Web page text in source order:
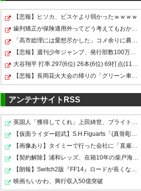
ヴァンフォーレ甲府、勝利！
— Guchon_met (met_Guchon)
2021, 10月 9
勝利はいいものだ。 #vfk
https://t.co/fy92OhGvzg
— ヴァン鷹 (vent_hawk)2021,
10月 9
だーー！！！！ #vfk
— せんじゅ (senjubiyori)2021,
10月 9
1ー0 宮崎 クリーンシート #vfk
— move@よこ (1chigan)2021,
10月 9
やった～勝った～選手の皆さん
— メルシー (mercy1201)2021,
10月 9
今日も最高のスタジアム！！！
よく走りきった！ まだまだ勝ち
を積み重ねて上に食らい付こ
う！！！ お疲れさまでした！👏
#vfk
https://t.co/HhqswUg0WN
— 青🔴 la こーりゅう 🤟🌈
(la78822362)2021, 10月 9
【悲報】ヒソカ、ビスケより弱かったｗｗｗｗ
歯列矯正が保険適用外ってどう考えてもおかしいよね？
「高市総理には愛想尽かした」コメ余りに農家が悲鳴 売…
【悲報】週刊少年ジャンプ、発行部数100万部割れ
大谷翔平 打率.297(6位) 26本(6位) 69打点(11位) OPS.953…
【悲報】長岡花火大会の帰りの「グリーン車」、地獄ｗｗ…
アンテナサイトRSS
英国人「獲得してくれ」上田綺世、ブライトン移籍が浮上…
【仮面ライダー鎧武】S.H.Figuarts「(真骨彫製法) 仮面ラ…
【画像あり】タイミーで行った会社に「直雇用のバイト」…
【契約解除】浦和レッズ、在籍10年の柴戸海と契約解除…一…
【朗報】Switch2版『FF14』ロードが長くなる不具合の修正…
映画ちいかわ、興行収入50億突破